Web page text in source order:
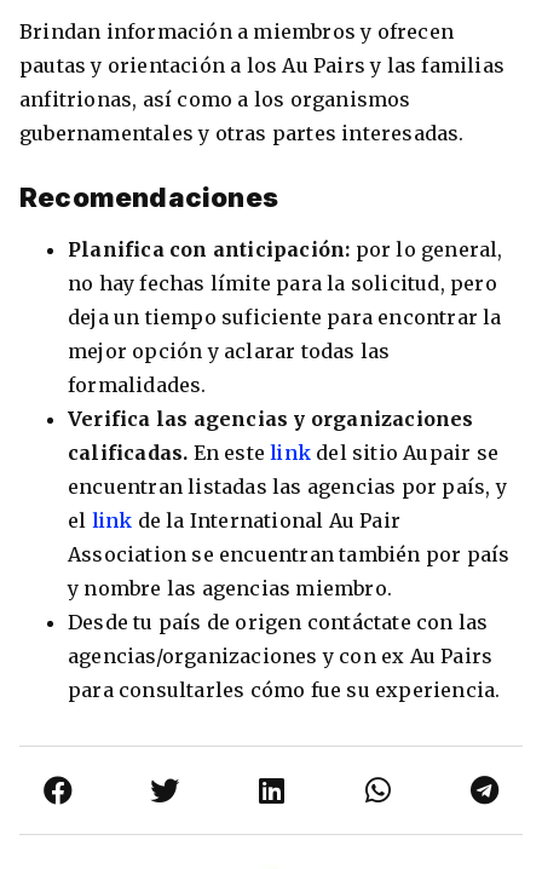
Brindan información a miembros y ofrecen
pautas y orientación a los Au Pairs y las familias
anfitrionas, así como a los organismos
gubernamentales y otras partes interesadas.
Recomendaciones
Planifica con anticipación: por lo general,
no hay fechas límite para la solicitud, pero
deja un tiempo suficiente para encontrar la
mejor opción y aclarar todas las
formalidades.
Verifica las agencias y organizaciones
calificadas. En estelink del sitio Aupair se
encuentran listadas las agencias por país, y
el link de la International Au Pair
Association se encuentran también por país
y nombre las agencias miembro.
Desde tu país de origen contáctate con las
agencias/organizaciones y con ex Au Pairs
para consultarles cómo fue su experiencia.